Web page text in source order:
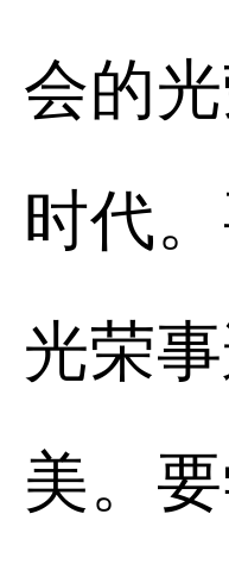
会的
时代
光荣
美。